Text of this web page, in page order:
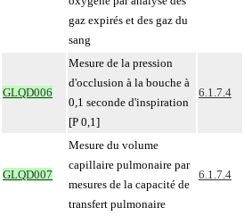
gaz expirés et des gaz du
sang
GLQD006
Mesure de la pression
d'occlusion à la bouche à
0,1 seconde d'inspiration
[P 0,1]
6.1.7.4
GLQD007
Mesure du volume
capillaire pulmonaire par
mesures de la capacité de
transfert pulmonaire
6.1.7.4